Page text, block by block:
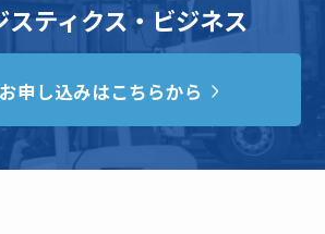
スティクス・ビジネス
申し込みはこちらから